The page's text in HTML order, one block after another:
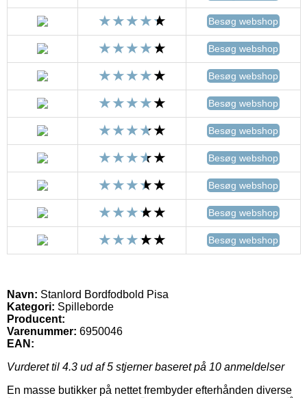
Besøg webshop
Besøg webshop
Besøg webshop
Besøg webshop
Besøg webshop
Besøg webshop
Besøg webshop
Besøg webshop
Besøg webshop
Navn: Stanlord Bordfodbold Pisa
Kategori: Spilleborde
Producent:
Varenummer: 6950046
EAN:
Vurderet til 4.3 ud af 5 stjerner baseret på 10 anmeldelser
En masse butikker på nettet frembyder efterhånden diverse